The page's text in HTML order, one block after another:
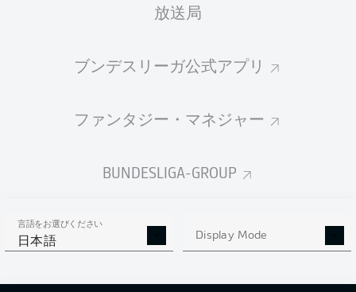
放送局
ブンデスリーガ公式アプリ
ファンタジー・マネジャー
BUNDESLIGA-GROUP
言語をお選びください
日本語 Display Mode
0
0 % 成功率 0 %